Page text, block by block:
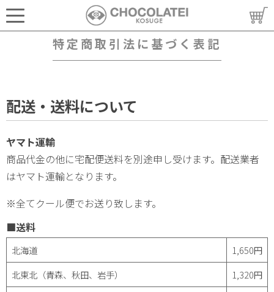
特定商取引法に基づく表記
配送・送料について
ヤマト運輸
商品代金の他に宅配便送料を別途申し受けます。配送業者
はヤマト運輸となります。
※全てクール便でお送り致します。
■送料
北海道
1,650円
北東北（青森、秋田、岩手）
1,320円